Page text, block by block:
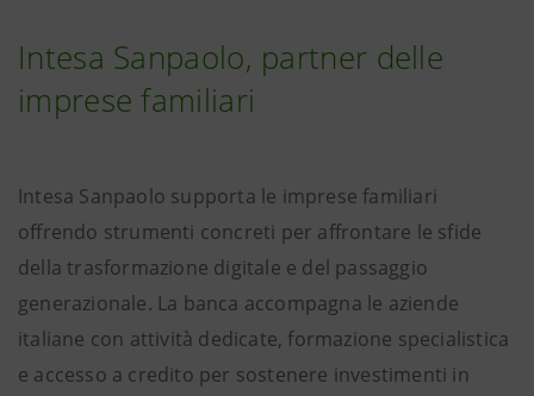
Intesa Sanpaolo, partner delle
imprese familiari
Intesa Sanpaolo supporta le imprese familiari
offrendo strumenti concreti per affrontare le sfide
della trasformazione digitale e del passaggio
generazionale. La banca accompagna le aziende
italiane con attività dedicate, formazione specialistica
e accesso a credito per sostenere investimenti in